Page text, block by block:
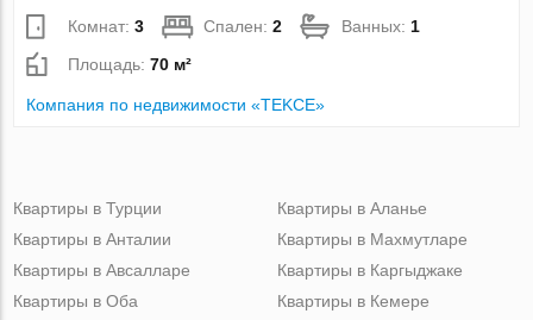
Комнат:3 Спален:2 Ванных: 1
Площадь:70 м²
Компания по недвижимости «TEKCE»
Квартиры в Турции
Квартиры в Анталии
Квартиры в Авсалларе
Квартиры в Оба
Квартиры в Аланье
Квартиры в Махмутларе
Квартиры в Каргыджаке
Квартиры в Кемере